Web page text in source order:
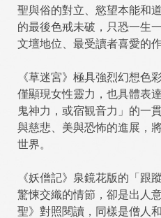
聖與俗的對立、慾望本能和
的最後色戒未破，只恐一生
文壇地位、最受讀者喜愛的作
《草迷宮》極具強烈幻想色
僅顯現女性靈力，也具體表
鬼神力，或宿観音力」的一
與慈悲、美與恐怖的進展，
世界。
《妖僧記》泉鏡花版的「跟
驚悚交織的情節，卻是出人
聖》對照閱讀，同樣是僧人